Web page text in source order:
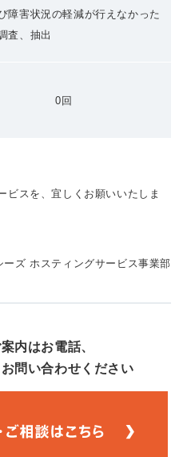
障害状況の軽減が行えなかった
査、抽出
0回
ビスを、宜しくお願いいたしま
ーズ ホスティングサービス事業部
内はお電話、
問い合わせください